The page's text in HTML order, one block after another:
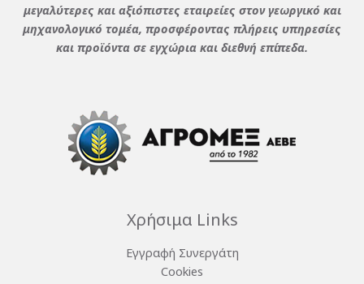
μεγαλύτερες και αξιόπιστες εταιρείες στον γεωργικό και
μηχανολογικό τομέα, προσφέροντας πλήρεις υπηρεσίες
και προϊόντα σε εγχώρια και διεθνή επίπεδα.
Χρήσιμα Links
Εγγραφή Συνεργάτη
Cookies